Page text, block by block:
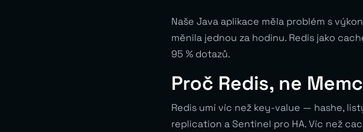
Naše Java aplikace měla problém s
měnila jednou za hodinu. Redis jako
95 % dotazů.
Proč Redis, ne
Redis umí víc než key-value — hashe,
replication a Sentinel pro HA. Víc než